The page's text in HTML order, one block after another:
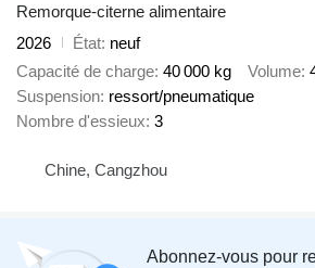
Remorque-citerne alimentaire
2026
État neuf
Capacité de charge 40 000 kg Volume
Suspension ressort/pneumatique
Nombre d'essieux 3
Chine, Cangzhou
Abonnez-vous pour